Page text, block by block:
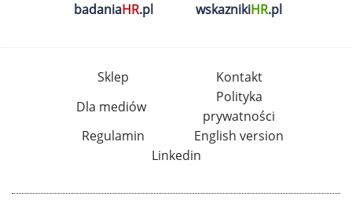
badaniaHR.pl wskaznikiHR.pl
Sklep
Kontakt
Dla mediów
Polityka
prywatności
Regulamin
English version
Linkedin